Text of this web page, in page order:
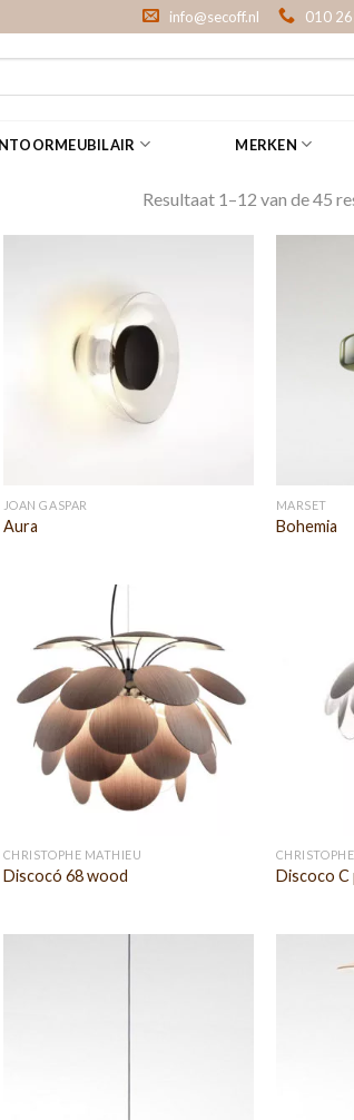
info@secoff.nl 010
MERKEN
Resultaat 1–12 van de 45
JOAN GASPAR
Aura
MARSET
Bohemia
CHRISTOPHE MATHIEU
Discocó 68 wood Discoco C